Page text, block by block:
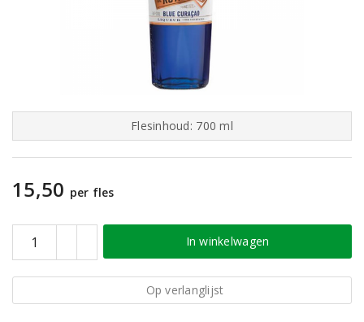
Flesinhoud: 700 ml
15,50 per fles
In winkelwagen
Op verlanglijst